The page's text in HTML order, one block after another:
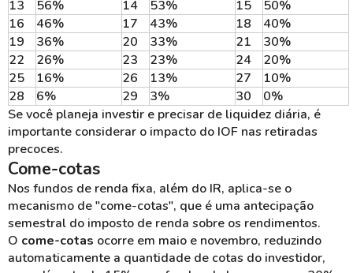
13
56% 14 53% 15
50%
16
46% 17 43% 18
40%
19
36% 20 33% 21
30%
22
26% 23 23% 24
20%
25
16% 26 13% 27
10%
28
6% 29 3% 30
0%
Se você planeja investir e precisar de liquidez diária, é
importante considerar o impacto do IOF nas retiradas
precoces.
Come-cotas
Nos fundos de renda fixa, além do IR, aplica-se o
mecanismo de "come-cotas", que é uma antecipação
semestral do imposto de renda sobre os rendimentos.
O come-cotas ocorre em maio e novembro, reduzindo
automaticamente a quantidade de cotas do investidor,